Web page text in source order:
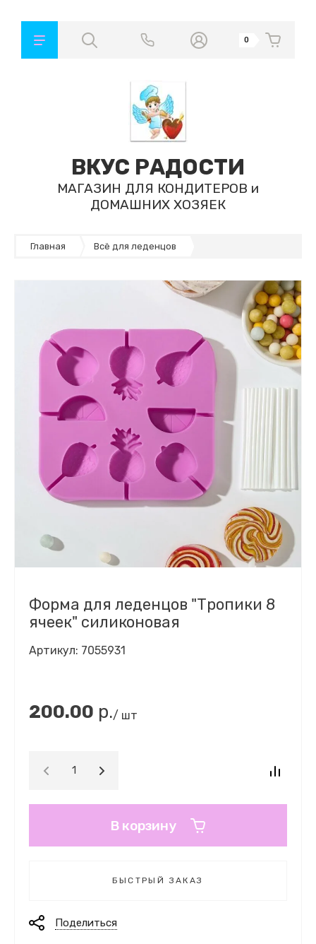
ВКУС РАДОСТИ
МАГАЗИН ДЛЯ КОНДИТЕРОВ и
ДОМАШНИХ ХОЗЯЕК
0
Главная Всё для леденцов
Форма для леденцов "Тропики 8
ячеек" силиконовая
Артикул: 7055931
200.00 р./ шт
В корзину
БЫСТРЫЙ ЗАКАЗ
Поделиться